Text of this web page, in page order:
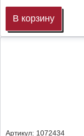
В корзину
Артикул: 1072434